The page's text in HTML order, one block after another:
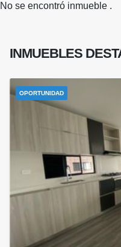
No se encontró inmueble .
INMUEBLES
OPORTUNIDAD